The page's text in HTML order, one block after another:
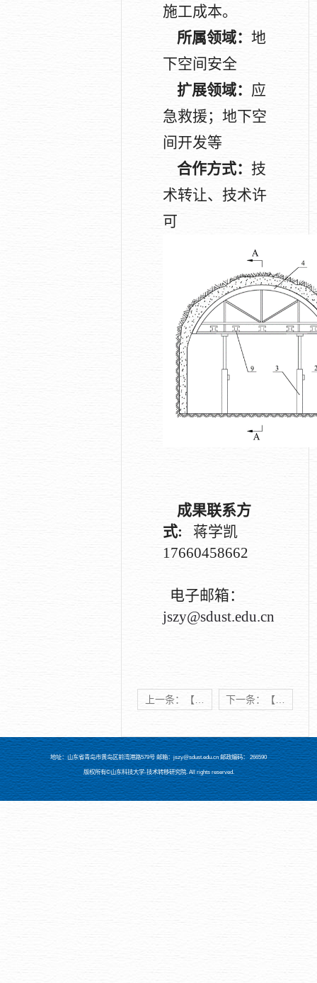
施工成本。
所属领域：地
下空间安全
扩展领域： 应
急救援；地下空
间开发等
合作方式： 技
术转让、技术许
可
成果联系方
式: 蒋学凯
17660458662
电子邮箱：
jszy@sdust.edu.cn
地址：山东省青岛市黄岛区前湾港路579号 邮箱：jszy@sdust.edu.cn 邮政编码： 266590
版权所有©山东科技大学-技术转移研究院. All rights reserved.